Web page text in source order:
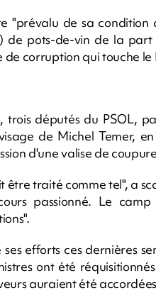
"prévalu de sa
de pots-de-vin de la
corruption qui touche le
députés du PSOL,
de Michel Temer,
d'une valise de
être traité comme tel", a
passionné. Le
efforts ces dernières
ont été
auraient été